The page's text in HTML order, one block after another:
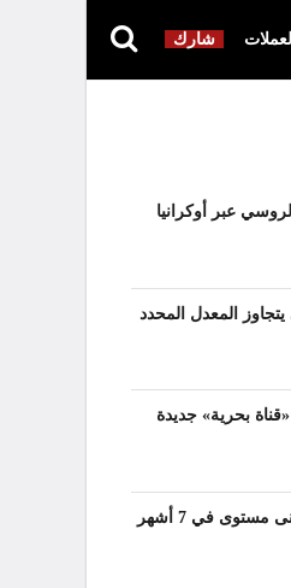
العملات شارك
عبر أوكرانيا
يتجاوز المعدل المحدد
بحرية» جديدة
مستوى في 7 أشهر